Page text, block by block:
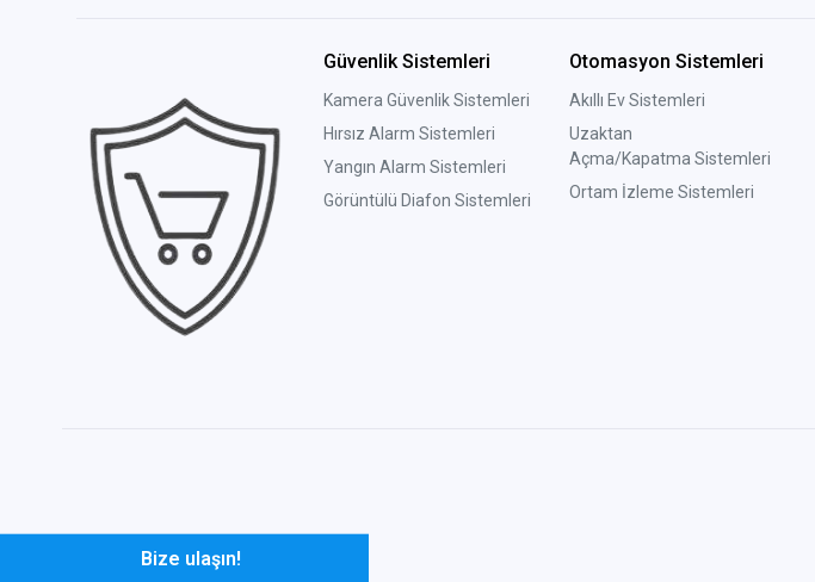
Güvenlik Sistemleri
Kamera Güvenlik Sistemleri
Hırsız Alarm Sistemleri
Yangın Alarm Sistemleri
Görüntülü Diafon Sistemleri
Otomasyon Sistemleri
Akıllı Ev Sistemleri
Uzaktan
Açma/Kapatma Sistemleri
Ortam İzleme Sistemleri
Bize ulaşın!